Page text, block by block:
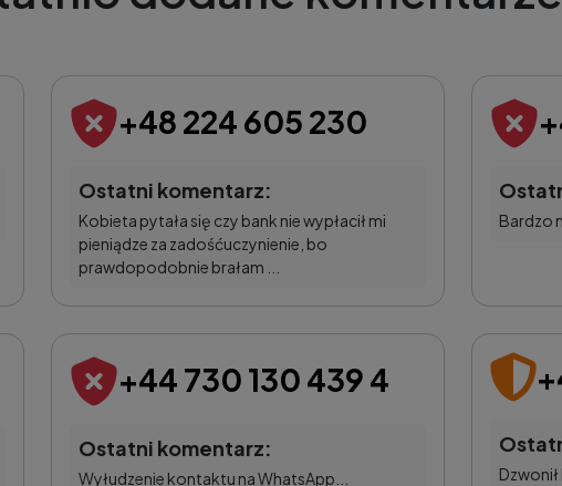
+48 224 605 230
Ostatni komentarz:
Kobieta pytała się czy bank nie wypłacił mi
pieniądze za zadośćuczynienie, bo
prawdopodobnie brałam ...
Bardzo
+44 730 130 439 4
Ostatni komentarz:
Wyłudzenie kontaktu na WhatsApp...